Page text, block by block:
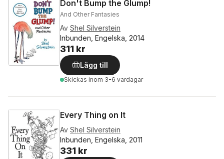
Don't Bump the Glump!
And Other Fantasies
Av Shel Silverstein
Inbunden, Engelska, 2014
311 kr
Lägg till
Skickas inom 3-6 vardagar
Every Thing on It
Av Shel Silverstein
Inbunden, Engelska, 2011
331 kr